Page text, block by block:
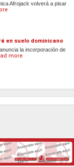
Afrojack volverá a pisar
en suelo dominicano
la incorporación de
more